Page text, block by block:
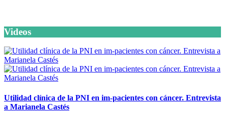
Videos
Utilidad clínica de la PNI en im-pacientes con cáncer. Entrevista
a Marianela Castés